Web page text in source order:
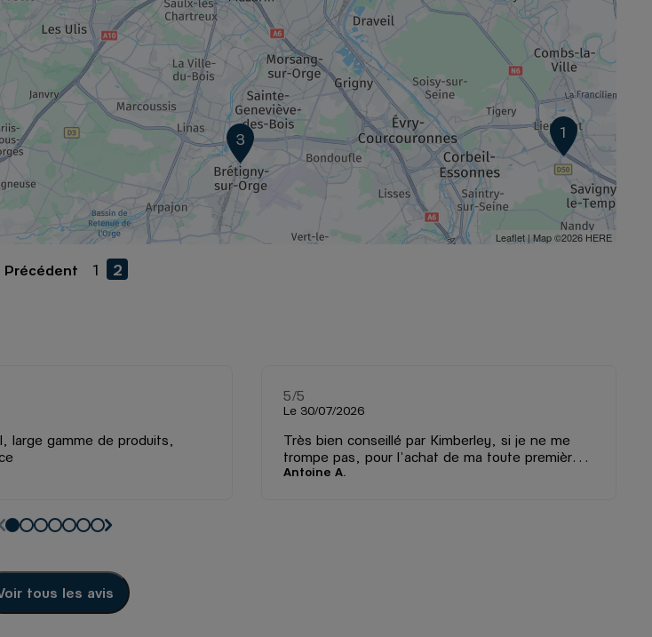
3 1
Leaflet| Map ©2026 HERE
Précédent 1 2
large gamme de produits,
5/5
Le 30/07/2026
Très bien conseillé par Kimberley, si je ne me
trompe pas, pour l'achat de ma toute première
montre. Malgré le fait que je sois néophyte, je
Antoine A.
tous les avis